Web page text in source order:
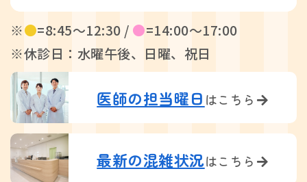
※●=8:45〜12:30 / ●=14:00〜17:00
※休診日：水曜午後、日曜、祝日
医師の担当曜日 はこちら
最新の混雑状況はこちら